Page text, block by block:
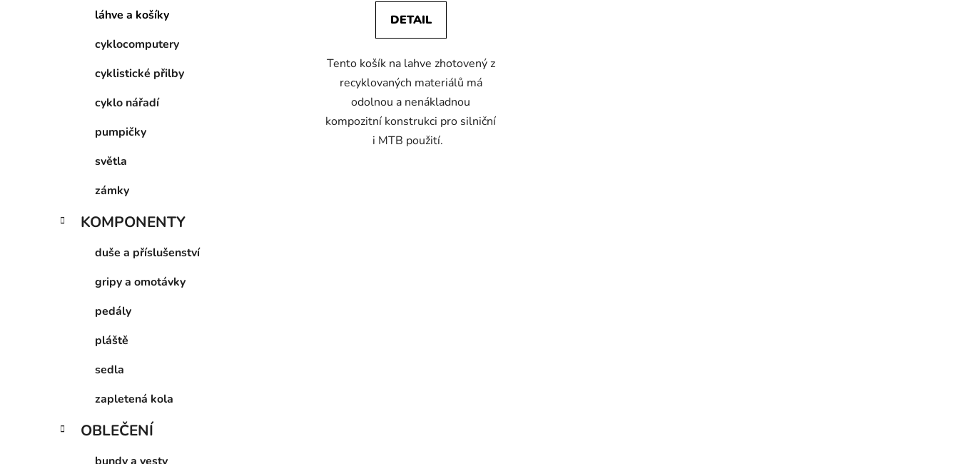
láhve a košíky
cyklocomputery
cyklistické přilby
cyklo nářadí
pumpičky
světla
zámky
KOMPONENTY
duše a příslušenství
gripy a omotávky
pedály
pláště
sedla
zapletená kola
OBLEČENÍ
DETAIL
Tento košík na lahve zhotovený z
recyklovaných materiálů má
odolnou a nenákladnou
kompozitní konstrukci pro silniční
i MTB použití.